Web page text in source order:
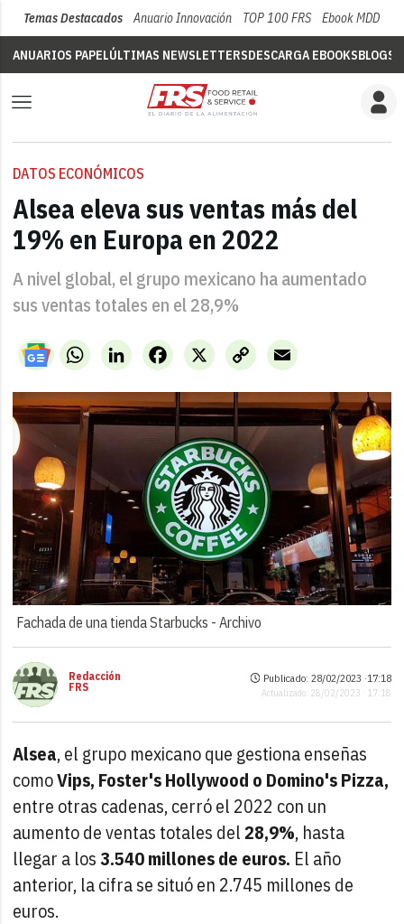
Temas Destacados Anuario Innovación TOP 100 FRS Ebook MDD
ANUARIOS PAPELÚLTIMAS NEWSLETTERSDESCARGA EBOOKSBLOGS
DATOS ECONÓMICOS
Alsea eleva sus ventas más del
19% en Europa en 2022
A nivel global, el grupo mexicano ha aumentado
sus ventas totales en el 28,9%
WhatsAppLinkedIn X
Facebook
Copy
Link
Email
Fachada de una tienda Starbucks -Archivo
Redacción
FRS
Publicado: 28/02/2023 ·17:18
Actualizado: 28/02/2023 · 17:18
Alsea, el grupo mexicano que gestiona enseñas
comoVips, Foster's Hollywood o Domino's Pizza,
entre otras cadenas, cerró el 2022 con un
aumento de ventas totales del28,9%, hasta
llegar a los3.540 millones de euros. El año
anterior, la cifra se situó en 2.745 millones de
euros.